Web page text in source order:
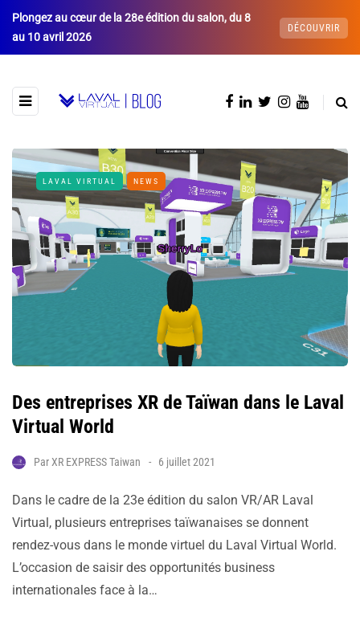
Plongez au cœur de la 28e édition du salon, du 8
au 10 avril 2026
DÉCOUVRIR
LAVAL VIRTUAL NEWS
Des entreprises XR de Taïwan dans le Laval
Virtual World
ParXR EXPRESS Taiwan 6 juillet 2021
Dans le cadre de la 23e édition du salon VR/AR Laval
Virtual, plusieurs entreprises taïwanaises se donnent
rendez-vous dans le monde virtuel du Laval Virtual World.
L’occasion de saisir des opportunités business
internationales face à la…